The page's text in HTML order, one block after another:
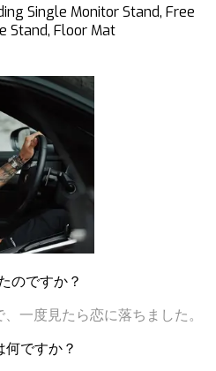
Single Monitor Stand, Free
Stand, Floor Mat
のですか？
一度見たら恋に落ちました。
ですか？